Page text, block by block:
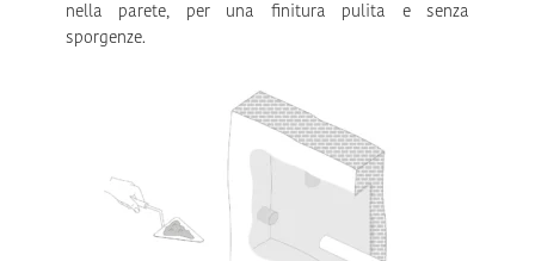
nella parete, per una finitura pulita e senza
sporgenze.